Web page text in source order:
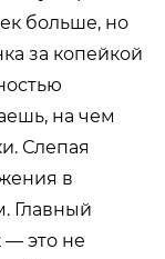
больше, но
за копейкой
на чем
Слепая
в
Главный
— это не